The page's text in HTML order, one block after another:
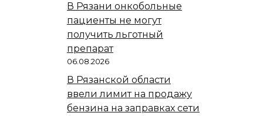
В Рязани онкобольные
пациенты не могут
получить льготный
препарат
06.08.2026
В Рязанской области
ввели лимит на продажу
бензина на заправках сети